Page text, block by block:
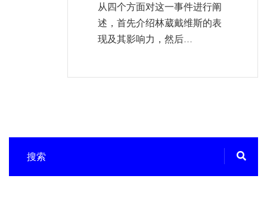
从四个方面对这一事件进行阐
述，首先介绍林葳戴维斯的表
现及其影响力，然后...